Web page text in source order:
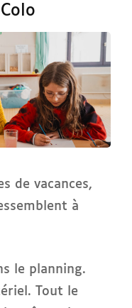
de vacances,
à
le planning.
Tout le